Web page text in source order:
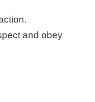
and obey